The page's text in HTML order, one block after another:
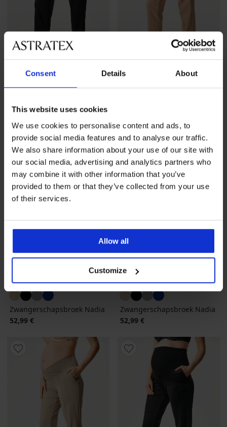
Consent Details About
This website uses cookies
We use cookies to personalise content and ads, to
provide social media features and to analyse our traffic.
We also share information about your use of our site with
our social media, advertising and analytics partners who
may combine it with other information that you’ve
provided to them or that they’ve collected from your use
of their services.
Allow all
Customize
Zwangerschapsbroek Nadia
52,99 €
Zwangerschapsbroek Nadia
52,99 €